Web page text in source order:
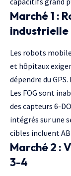
Marché 1 :
industrielle
Les robots
et hôpitaux
dépendre du
Les FOG sont
des capteurs 6-
intégrés sur une
cibles incluent
Marché 2 :
3-4